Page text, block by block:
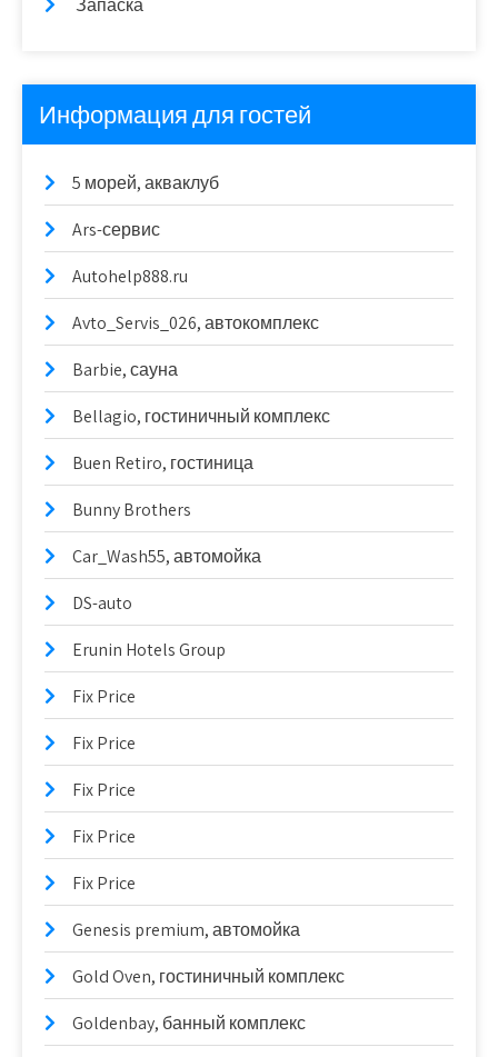
Запаска
Информация для гостей
5 морей, акваклуб
Ars-сервис
Autohelp888.ru
Avto_Servis_026, автокомплекс
Barbie, сауна
Bellagio, гостиничный комплекс
Buen Retiro, гостиница
Bunny Brothers
Car_Wash55, автомойка
DS-auto
Erunin Hotels Group
Fix Price
Fix Price
Fix Price
Fix Price
Fix Price
Genesis premium, автомойка
Gold Oven, гостиничный комплекс
Goldenbay, банный комплекс